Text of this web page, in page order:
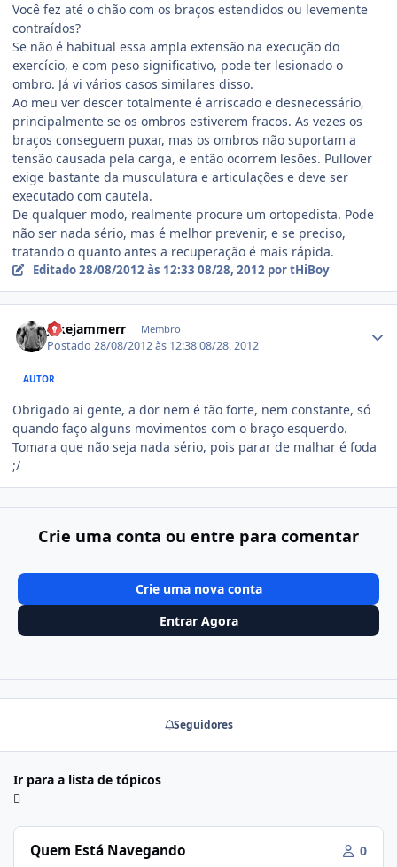
Você fez até o chão com os braços estendidos ou levemente
contraídos?
Se não é habitual essa ampla extensão na execução do
exercício, e com peso significativo, pode ter lesionado o
ombro. Já vi vários casos similares disso.
Ao meu ver descer totalmente é arriscado e desnecessário,
principalmente se os ombros estiverem fracos. As vezes os
braços conseguem puxar, mas os ombros não suportam a
tensão causada pela carga, e então ocorrem lesões. Pullover
exige bastante da musculatura e articulações e deve ser
executado com cautela.
De qualquer modo, realmente procure um ortopedista. Pode
não ser nada sério, mas é melhor prevenir, e se preciso,
tratando o quanto antes a recuperação é mais rápida.
Editado28/08/2012 às 12:33 08/28, 2012 por tHiBoy
jakejammerr Membro
Postado28/08/2012 às 12:3808/28, 2012
AUTOR
Obrigado ai gente, a dor nem é tão forte, nem constante, só
quando faço alguns movimentos com o braço esquerdo.
Tomara que não seja nada sério, pois parar de malhar é foda
;/
Crie uma conta ou entre para comentar
Crie uma nova conta
Entrar Agora
Seguidores
Ir para a lista de tópicos
Quem Está Navegando 0